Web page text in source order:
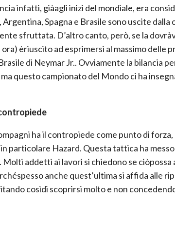
infatti, giàagli inizi del mondiale, era
Spagna e Brasile sono uscite
sfruttata. D’altro canto, però, se la
èriuscito ad esprimersi al massimo delle
di Neymar Jr.. Ovviamente la bilancia
questo campionato del Mondo ci ha
ha il contropiede come punto di
particolare Hazard. Questa tattica ha
addetti ai lavori si chiedono se ciòpossa
anche quest’ultima si affida alle
cosìdi scoprirsi molto e non